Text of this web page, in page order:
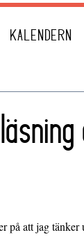
KALENDERN
på att jag